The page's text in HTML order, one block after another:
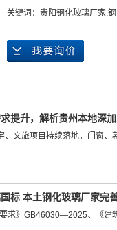
关键词： 贵阳钢化玻璃厂家,
提升，解析贵州本地深
、文旅项目持续落地，门窗
标 本土钢化玻璃厂家完
求》GB46030—2025、《